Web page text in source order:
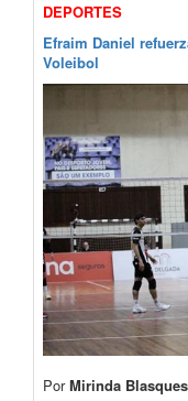
DEPORTES
Efraim Daniel
Voleibol
PorMirinda